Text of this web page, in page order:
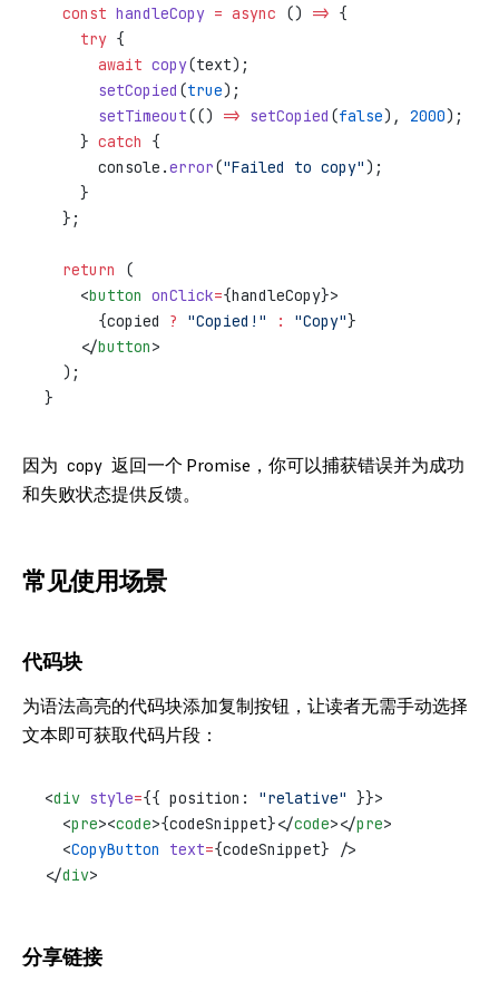
  const
handleCopy = async () => {
    try
{
      await
copy(text);
      setCopied
(true);
      setTimeout
(() => setCopied (false), 2000);
    }
catch
{
      console.
error("Failed to copy");
    }
  };
  return
(
    <
button onClick={handleCopy}>
      {copied
? "Copied!" : "Copy"}
    </
button>
  );
}
因为 copy 返回一个 Promise，你可以捕获错误并为成功
和失败状态提供反馈。
常见使用场景
代码块
为语法高亮的代码块添加复制按钮，让读者无需手动选择
文本即可获取代码片段：
<div style={{ position: "relative" }}>
  <
pre><code>{codeSnippet}</code></pre>
  <
CopyButton text={codeSnippet} />
</div>
分享链接